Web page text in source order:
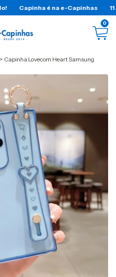
11 Anos no mercado!
0
> Capinha Lovecom Heart Samsung